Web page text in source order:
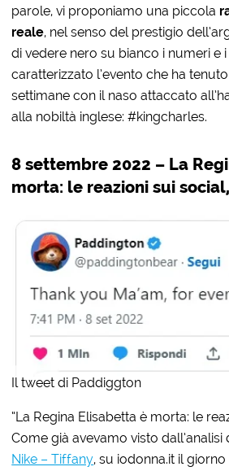
parole, vi proponiamo una piccola
reale, nel senso del prestigio
di vedere nero su bianco i numeri e
caratterizzato l’evento che ha
settimane con il naso attaccato
alla nobiltà inglese: #kingcharles.
8 settembre 2022 – La
morta: le reazioni sui
Il tweet di Paddiggton
“La Regina Elisabetta è morta: le
Come già avevamo visto dall’analisi
Nike – Tiffany, su iodonna.it il